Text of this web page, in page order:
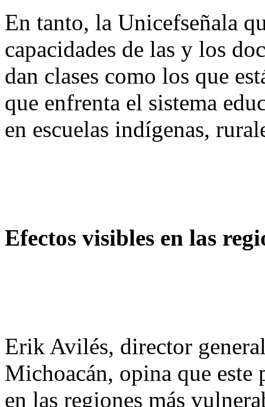
En tanto, la Unicefseñala
capacidades de las y los
dan clases como los que
que enfrenta el sistema
en escuelas indígenas,
Efectos visibles en las
Erik Avilés, director
Michoacán, opina que este
en las regiones más